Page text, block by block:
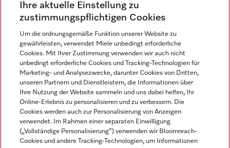
Alle Miele Experience Center anzeigen
Newsletter
Miele auf Instagram
Miele auf Facebook
Miele auf Youtube
Ihre aktuelle Einstellung zu
zustimmungspflichtigen Cookies
Um die ordnungsgemäße Funktion unserer Website zu
gewährleisten, verwendet Miele unbedingt erforderliche
Cookies. Mit Ihrer Zustimmung verwenden wir auch nicht
unbedingt erforderliche Cookies und Tracking-Technologien für
Marketing- und Analysezwecke, darunter Cookies von Dritten,
unseren Partnern und Dienstleistern, die Informationen über
Ihre Nutzung der Website sammeln und uns dabei helfen, Ihr
Online-Erlebnis zu personalisieren und zu verbessern. Die
Cookies werden auch zur Personalisierung von Anzeigen
verwendet. Im Rahmen einer separaten Einwilligung
(„Vollständige Personalisierung“) verwenden wir Bloomreach-
Cookies und andere Tracking-Technologien, um Informationen